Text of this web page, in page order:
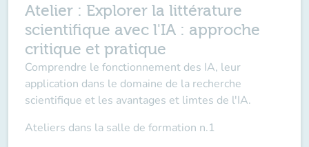
Atelier : Explorer la littérature
scientifique avec l'IA : approche
critique et pratique
Comprendre le fonctionnement des IA, leur
application dans le domaine de la recherche
scientifique et les avantages et limtes de l'IA.
Ateliers dans la salle de formation n.1